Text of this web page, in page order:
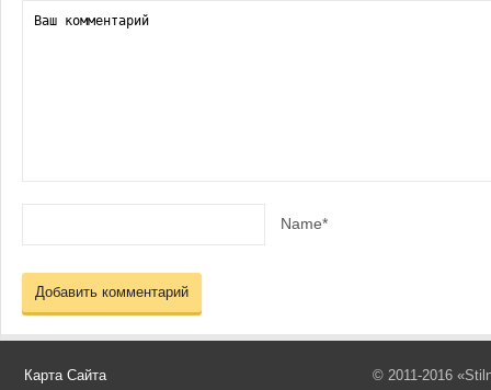
Name*
Карта Сайта
© 2011-2016